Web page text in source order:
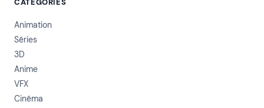
Animation
Séries
3D
Anime
VFX
Cinéma